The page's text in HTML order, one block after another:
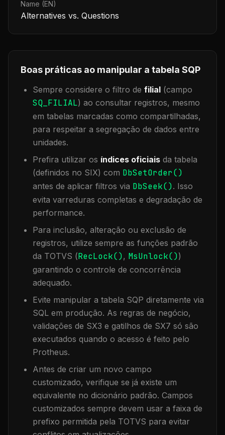
Name (EN)
Alternatives vs. Questions
Boas práticas ao manipular a tabela SQP
Sempre considere o filtro de filial (campo
SQ_FILIAL) ao consultar registros, mesmo
em tabelas marcadas como compartilhadas,
para respeitar a segregação de dados entre
unidades.
Prefira utilizar os índices oficiais da tabela
(definidos no SIX) com DbSetOrder()
antes de aplicar filtros via DbSeek(). Isso
evita varreduras completas e degradação de
performance.
Para inclusão, alteração ou exclusão de
registros, utilize sempre as funções padrão
da TOTVS (RecLock(), MsUnlock())
garantindo o controle de concorrência
adequado.
Evite manipular a tabela SQP diretamente via
SQL em produção. As regras de negócio,
validações de SX3 e gatilhos de SX7 só são
executados quando o acesso é feito pelo
Protheus.
Antes de criar um novo campo
customizado, verifique se já existe um
equivalente no dicionário padrão. Campos
customizados sempre devem usar a faixa de
prefixo permitida pela TOTVS para evitar